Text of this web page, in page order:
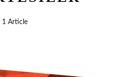
1 Article